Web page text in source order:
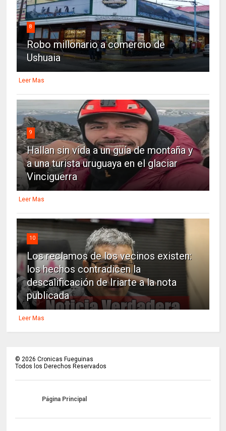
8
Robo millonario a comercio de
Ushuaia
Leer Mas
9
Hallan sin vida a un guía de montaña y
a una turista uruguaya en el glaciar
Vinciguerra
Leer Mas
10
Los reclamos de los vecinos existen:
los hechos contradicen la
descalificación de Iriarte a la nota
publicada
Leer Mas
© 2026 Cronicas Fueguinas
Todos los Derechos Reservados
Página Principal